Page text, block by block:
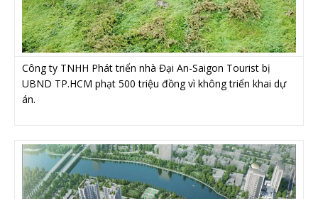
Công ty TNHH Phát triển nhà Đại An-Saigon Tourist bị
UBND TP.HCM phạt 500 triệu đồng vì không triển khai dự
án.